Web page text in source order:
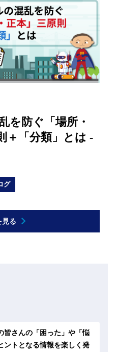
を防ぐ「場所・
＋「分類」とは -
グ
見る
皆さんの「困った」や「悩
ントとなる情報を楽しく発